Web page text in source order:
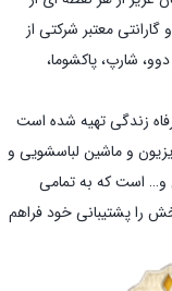
معتبر شرکتی از
شارپ، پاکشوما،
زندگی تهیه شده است
و ماشین لباسشویی و
و… است که به تمامی
را پشتیبانی خود فراهم